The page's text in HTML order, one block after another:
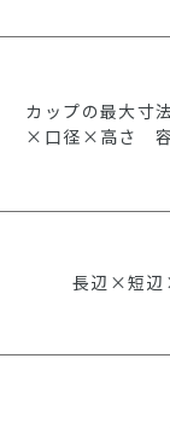
カップの最大寸
×口径×高さ 容
長辺×短